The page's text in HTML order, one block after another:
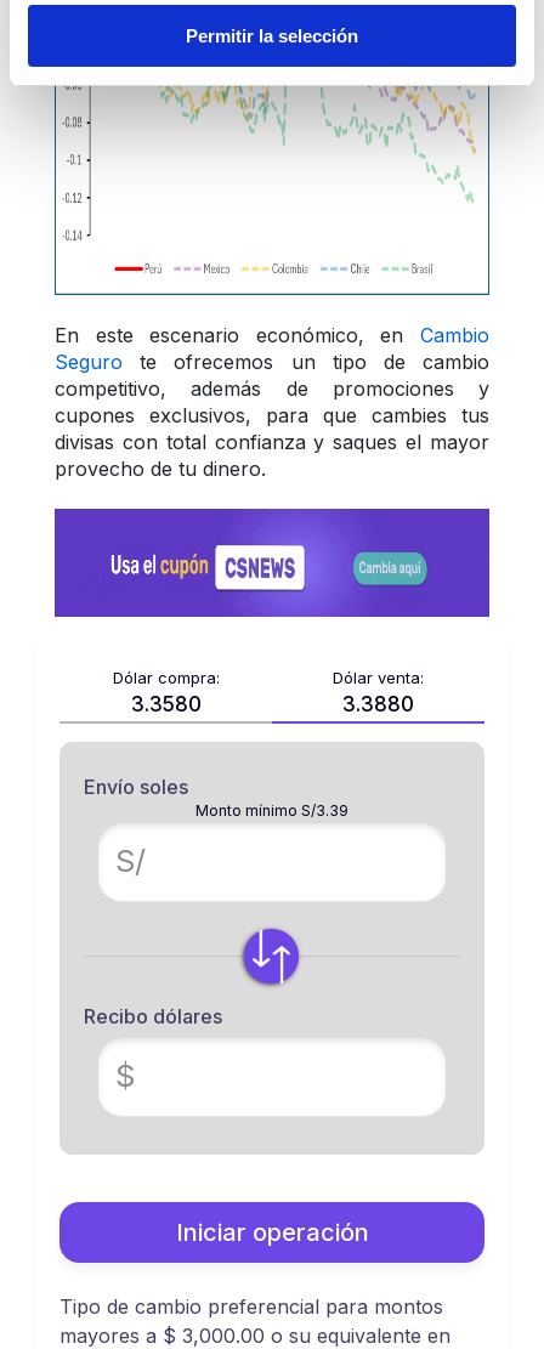
Permitir la selección
En este escenario económico, en Cambio
Seguro te ofrecemos un tipo de cambio
competitivo, además de promociones y
cupones exclusivos, para que cambies tus
divisas con total confianza y saques el mayor
provecho de tu dinero.
Dólar compra:
3.3580
Dólar venta:
3.3880
Envío soles
Monto mínimo S/3.39
S/
Recibo dólares
$
Iniciar operación
Tipo de cambio preferencial para montos
mayores a $ 3,000.00 o su equivalente en